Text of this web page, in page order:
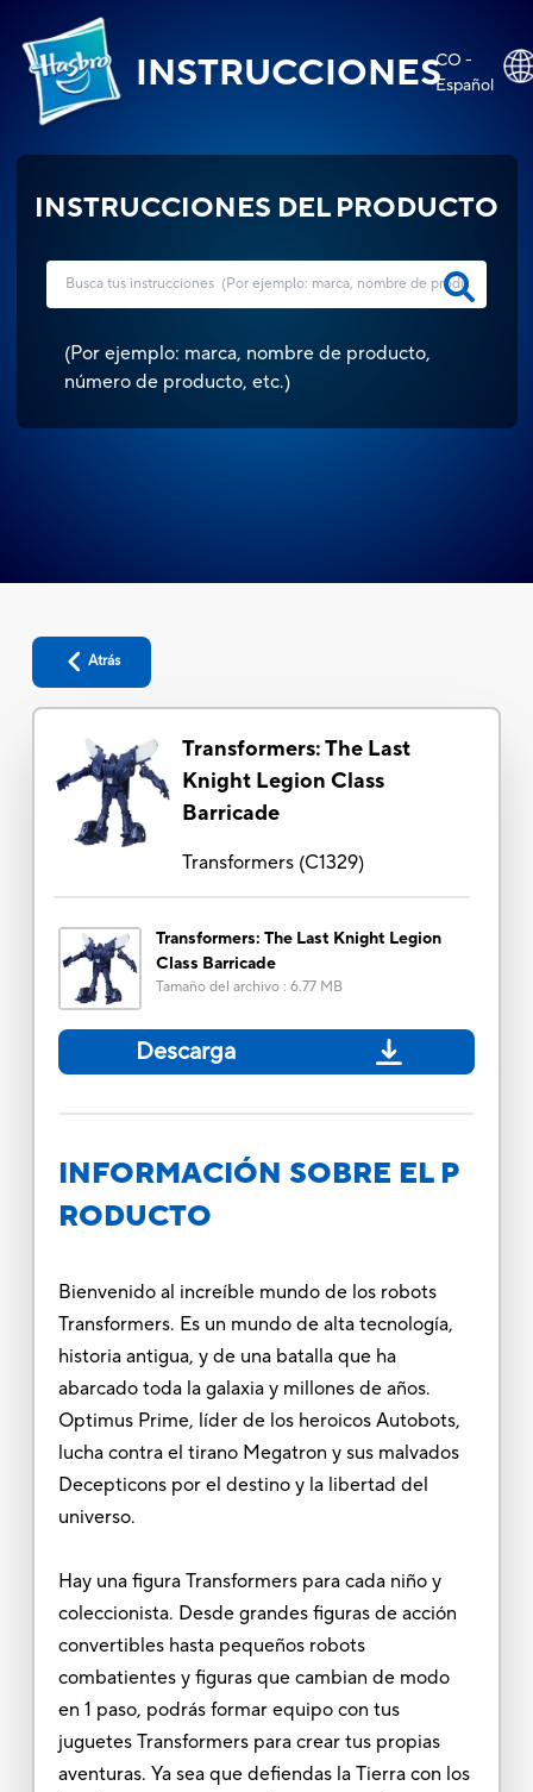
INSTRUCCIONESCO -
Español
INSTRUCCIONES DEL PRODUCTO
(Por ejemplo: marca, nombre de producto,
número de producto, etc.)
Atrás
Transformers: The Last
Knight Legion Class
Barricade
Transformers(C1329)
Transformers: The Last Knight Legion
Class Barricade
Tamaño del archivo: 6.77 MB
Descarga
INFORMACIÓN SOBRE EL P
RODUCTO
Bienvenido al increíble mundo de los robots
Transformers. Es un mundo de alta tecnología,
historia antigua, y de una batalla que ha
abarcado toda la galaxia y millones de años.
Optimus Prime, líder de los heroicos Autobots,
lucha contra el tirano Megatron y sus malvados
Decepticons por el destino y la libertad del
universo.
Hay una figura Transformers para cada niño y
coleccionista. Desde grandes figuras de acción
convertibles hasta pequeños robots
combatientes y figuras que cambian de modo
en 1 paso, podrás formar equipo con tus
juguetes Transformers para crear tus propias
aventuras. Ya sea que defiendas la Tierra con los